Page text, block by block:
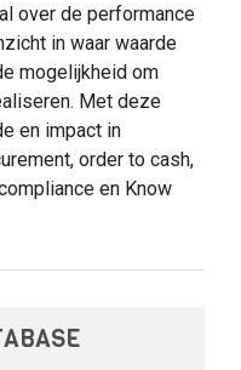
over de performance
in waar waarde
mogelijkheid om
Met deze
en impact in
order to cash,
en Know